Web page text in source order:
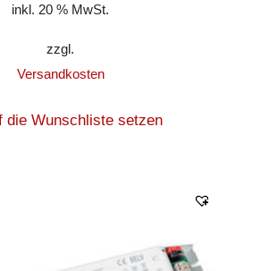
inkl. 20 % MwSt.
zzgl.
Versandkosten
die Wunschliste setzen